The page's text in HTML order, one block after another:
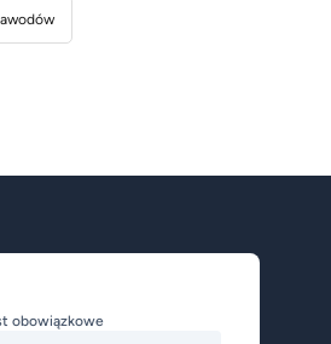
obowiązkowe